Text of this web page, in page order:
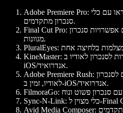
Adobe Premiere Pro:
סנכרון מתקדמים.
Final Cut Pro:
מגוונות.
PluralEyes:
KineMaster:
iOS/אנדרואיד.
Adobe Premiere Rush:
לאודיו, זמין ב-iOS/אנדרואיד.
FilmoraGo:
Sync-N-Link:
Avid Media Composer: